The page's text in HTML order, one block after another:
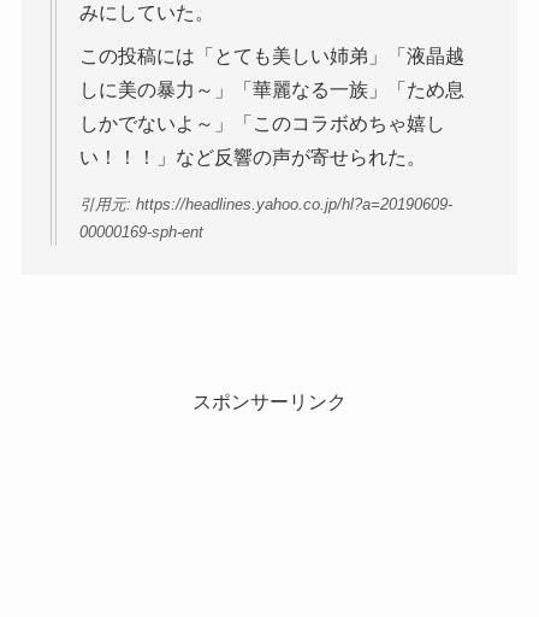
みにしていた。
この投稿には「とても美しい姉弟」「液晶越
しに美の暴力～」「華麗なる一族」「ため息
しかでないよ～」「このコラボめちゃ嬉し
い！！！」など反響の声が寄せられた。
引用元: https://headlines.yahoo.co.jp/hl?a=20190609-
00000169-sph-ent
スポンサーリンク